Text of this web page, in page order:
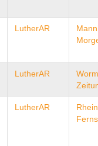
LutherAR
LutherAR
LutherAR